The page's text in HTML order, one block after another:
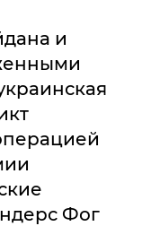
и
Фог